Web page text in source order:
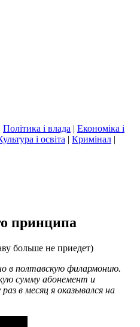
Політика і влада | Економіка і
і освіта | Кримінал |
принципа
больше не приедет)
в полтавскую филармонию.
сумму абонемент и
в месяц я оказывался на